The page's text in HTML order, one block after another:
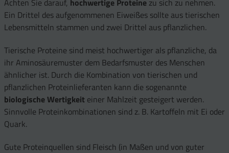
Achten Sie darauf, hochwertige Proteine zu sich zu nehmen.
Ein Drittel des aufgenommenen Eiweißes sollte aus tierischen
Lebensmitteln stammen und zwei Drittel aus pflanzlichen.
Tierische Proteine sind meist hochwertiger als pflanzliche, da
ihr Aminosäuremuster dem Bedarfsmuster des Menschen
ähnlicher ist. Durch die Kombination von tierischen und
pflanzlichen Proteinlieferanten kann die sogenannte
biologische Wertigkeit einer Mahlzeit gesteigert werden.
Sinnvolle Proteinkombinationen sind z. B. Kartoffeln mit Ei oder
Quark.
Gute Proteinquellen sind Fleisch (in Maßen und von guter